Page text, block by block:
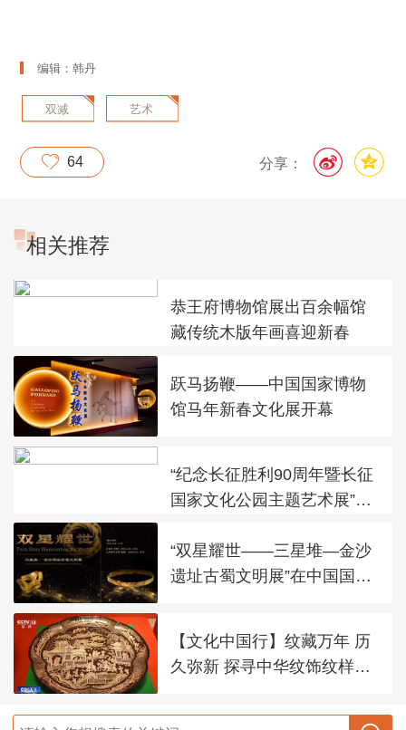
编辑：韩丹
双减 艺术
分享：
64
相关推荐
恭王府博物馆展出百余幅馆
藏传统木版年画喜迎新春
跃马扬鞭——中国国家博物
馆马年新春文化展开幕
“纪念长征胜利90周年暨长征
国家文化公园主题艺术展”在
“双星耀世——三星堆—金沙
遗址古蜀文明展”在中国国家
【文化中国行】纹藏万年 历
久弥新 探寻中华纹饰纹样之